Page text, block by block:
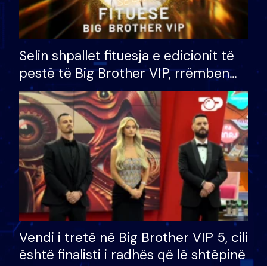
Selin shpallet fituesja e edicionit të
pestë të Big Brother VIP, rrëmben
çmimin e madh prej 100 mijë eurosh
Vendi i tretë në Big Brother VIP 5, cili
është finalisti i radhës që lë shtëpinë